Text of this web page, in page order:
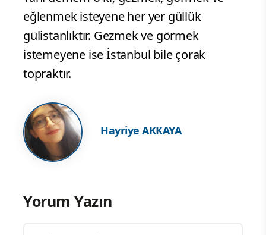
eğlenmek isteyene her yer güllük
gülistanlıktır. Gezmek ve görmek
istemeyene ise İstanbul bile çorak
topraktır.
Hayriye AKKAYA
Yorum Yazın